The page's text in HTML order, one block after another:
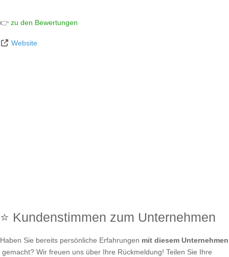
👉 zu den Bewertungen
Website
⭐ Kundenstimmen zum Unternehmen
Haben Sie bereits persönliche Erfahrungen mit diesem Unternehmen
gemacht? Wir freuen uns über Ihre Rückmeldung! Teilen Sie Ihre